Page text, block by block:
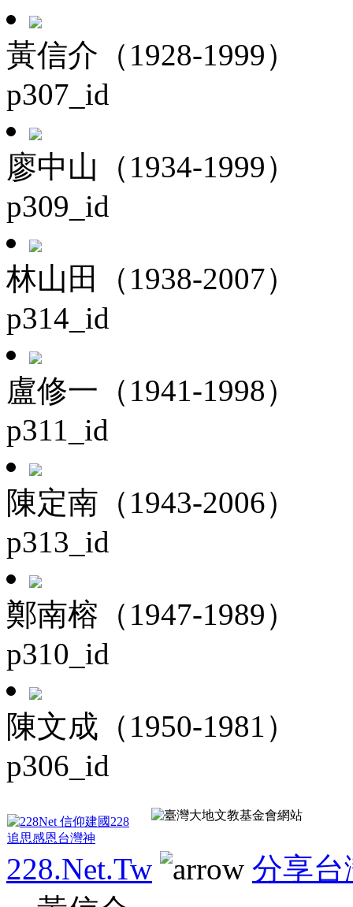
黃信介（1928-1999）
p307_id
廖中山（1934-1999）
p309_id
林山田（1938-2007）
p314_id
盧修一（1941-1998）
p311_id
陳定南（1943-2006）
p313_id
鄭南榕（1947-1989）
p310_id
陳文成（1950-1981）
p306_id
228.Net.Tw
分享台